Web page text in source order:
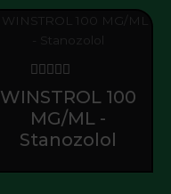
Valorado
con
0
de
5
WINSTROL 100
MG/ML -
Stanozolol